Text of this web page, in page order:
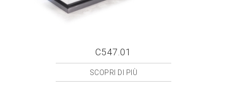
C547.01
SCOPRI DI PIÙ